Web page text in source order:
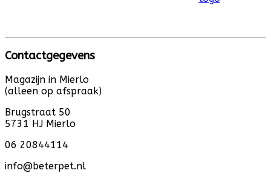
Contactgegevens
Magazijn in Mierlo
(alleen op afspraak)
Brugstraat 50
5731 HJ Mierlo
06 20844114
info@beterpet.nl